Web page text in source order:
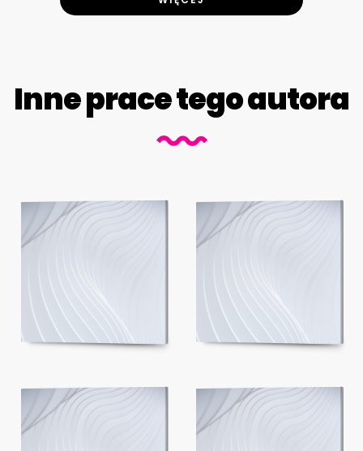
Inne prace tego autora